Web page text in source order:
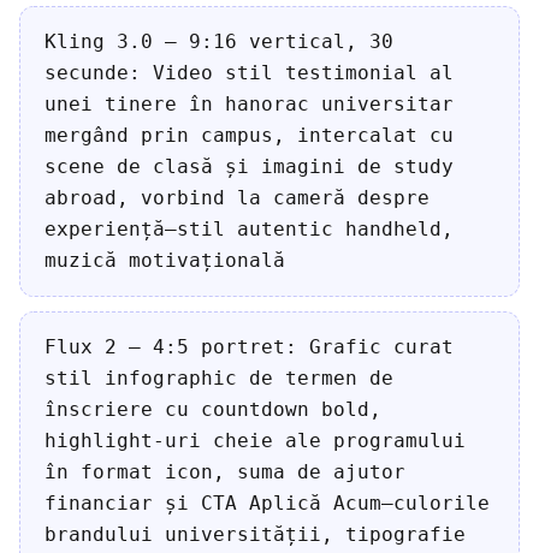
Kling 3.0 — 9:16 vertical, 30
secunde: Video stil testimonial al
unei tinere în hanorac universitar
mergând prin campus, intercalat cu
scene de clasă și imagini de study
abroad, vorbind la cameră despre
experiență—stil autentic handheld,
muzică motivațională
Flux 2 — 4:5 portret: Grafic curat
stil infographic de termen de
înscriere cu countdown bold,
highlight-uri cheie ale programului
în format icon, suma de ajutor
financiar și CTA Aplică Acum—culorile
brandului universității, tipografie